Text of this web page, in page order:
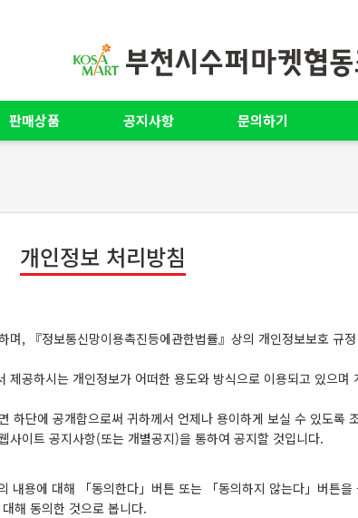
판매상품 공지사항 문의하기
개인정보 처리방침
며, 『정보통신망이용촉진등에관한법률』상의 개인정보보호 규
제공하시는 개인정보가 어떠한 용도와 방식으로 이용되고 있으며
하단에 공개함으로써 귀하께서 언제나 용이하게 보실 수 있도록
사이트 공지사항(또는 개별공지)을 통하여 공지할 것입니다.
내용에 대해 「동의한다」버튼 또는 「동의하지 않는다」버튼
해 동의한 것으로 봅니다.